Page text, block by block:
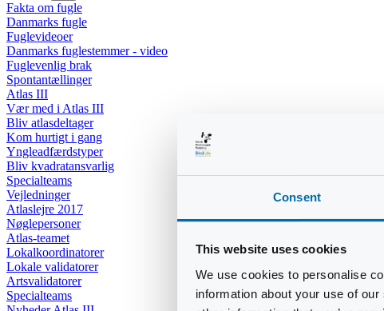
Consent
This website uses cookies
We use cookies to personalise
information about your use of
Fakta om fugle
Danmarks fugle
Fuglevideoer
Danmarks fuglestemmer - video
Fuglevenlig brak
Spontantællinger
Atlas III
Vær med i Atlas III
Bliv atlasdeltager
Kom hurtigt i gang
Yngleadfærdstyper
Bliv kvadratansvarlig
Specialteams
Vejledninger
Atlaslejre 2017
Nøglepersoner
Atlas-teamet
Lokalkoordinatorer
Lokale validatorer
Artsvalidatorer
Specialteams